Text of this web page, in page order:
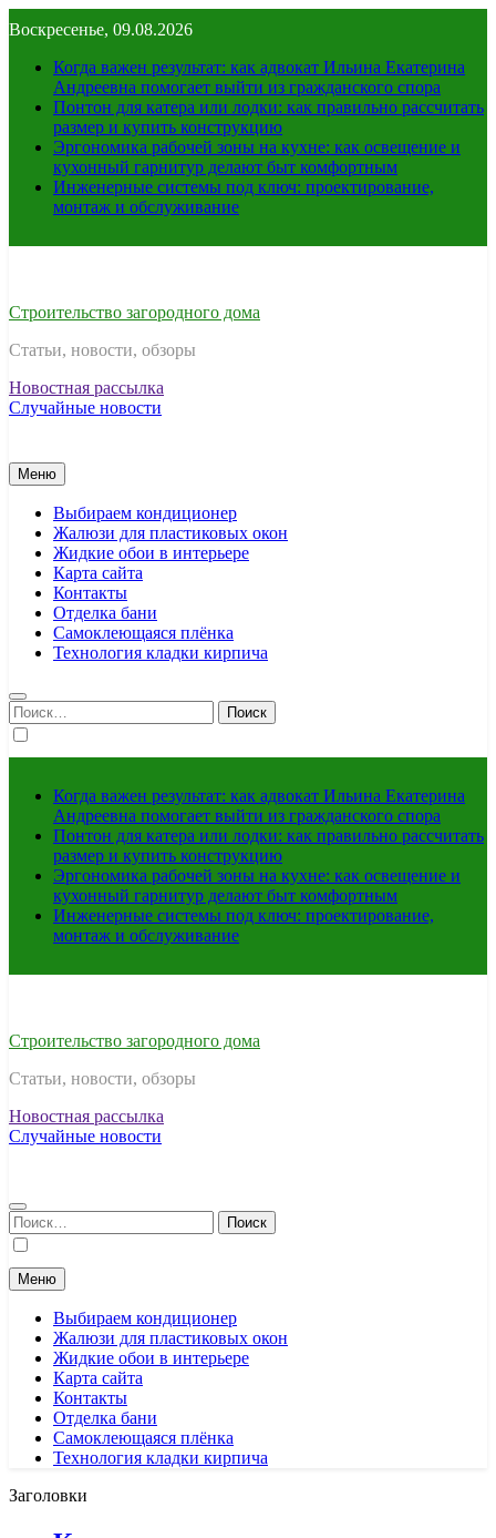
к
содержимому
Воскресенье, 09.08.2026
Когда важен результат: как адвокат Ильина Екатерина
Андреевна помогает выйти из гражданского спора
Понтон для катера или лодки: как правильно рассчитать
размер и купить конструкцию
Эргономика рабочей зоны на кухне: как освещение и
кухонный гарнитур делают быт комфортным
Инженерные системы под ключ: проектирование,
монтаж и обслуживание
Строительство загородного дома
Статьи, новости, обзоры
Новостная рассылка
Случайные новости
Меню
Выбираем кондиционер
Жалюзи для пластиковых окон
Жидкие обои в интерьере
Карта сайта
Контакты
Отделка бани
Самоклеющаяся плёнка
Технология кладки кирпича
Найти:
Когда важен результат: как адвокат Ильина Екатерина
Андреевна помогает выйти из гражданского спора
Понтон для катера или лодки: как правильно рассчитать
размер и купить конструкцию
Эргономика рабочей зоны на кухне: как освещение и
кухонный гарнитур делают быт комфортным
Инженерные системы под ключ: проектирование,
монтаж и обслуживание
Строительство загородного дома
Статьи, новости, обзоры
Новостная рассылка
Случайные новости
Найти:
Меню
Выбираем кондиционер
Жалюзи для пластиковых окон
Жидкие обои в интерьере
Карта сайта
Контакты
Отделка бани
Самоклеющаяся плёнка
Технология кладки кирпича
Заголовки